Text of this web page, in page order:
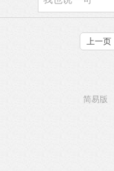
上一页
简易版